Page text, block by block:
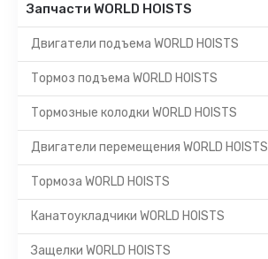
Запчасти WORLD HOISTS
Двигатели подъема WORLD HOISTS
Тормоз подъема WORLD HOISTS
Тормозные колодки WORLD HOISTS
Двигатели перемещения WORLD HOISTS
Тормоза WORLD HOISTS
Канатоукладчики WORLD HOISTS
Защелки WORLD HOISTS